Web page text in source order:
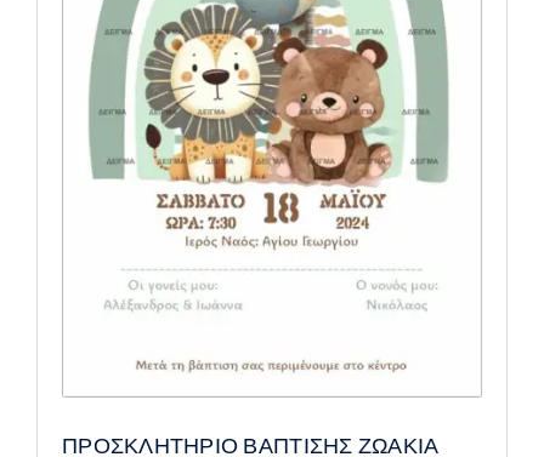
ΠΡΟΣΚΛΗΤΗΡΙΟ ΒΑΠΤΙΣΗΣ ΖΩΑΚΙΑ